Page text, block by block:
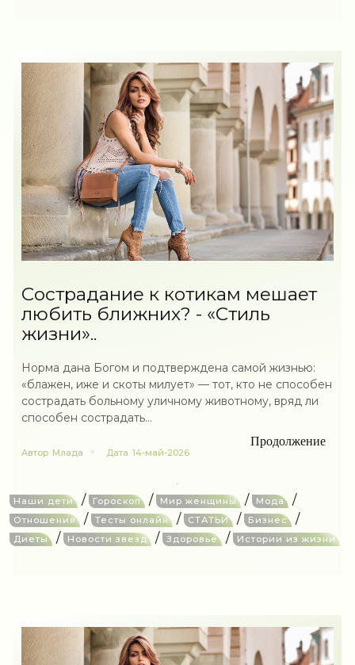
Cострадание к котикам мешает
любить ближних? - «Стиль
жизни»..
Норма дана Богом и подтверждена самой жизнью:
«блажен, иже и скоты милует» — тот, кто не способен
сострадать больному уличному животному, вряд ли
способен сострадать...
Продолжение
Автор Млада Дата 14-май-2026
Наши дети / Гороскоп / Мир женщины / Мода /
Отношения / Тесты онлайн / СТАТЬИ / Бизнес /
Диеты / Новости звезд / Здоровье / Истории из жизни